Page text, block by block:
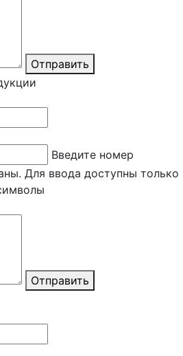
Отправить
Введите номер
Для ввода доступны только
Отправить